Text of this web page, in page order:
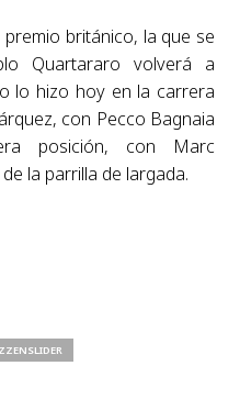
británico, la que se
Quartararo volverá a
lo hizo hoy en la carrera
con Pecco Bagnaia
posición, con Marc
la parrilla de largada.
ZZENSLIDER